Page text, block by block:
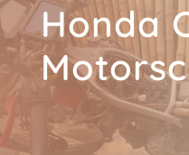
Honda